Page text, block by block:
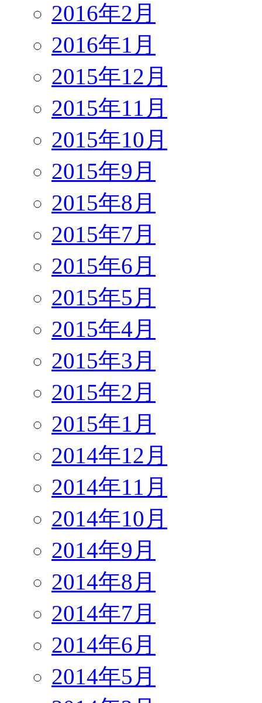
2016年2月
2016年1月
2015年12月
2015年11月
2015年10月
2015年9月
2015年8月
2015年7月
2015年6月
2015年5月
2015年4月
2015年3月
2015年2月
2015年1月
2014年12月
2014年11月
2014年10月
2014年9月
2014年8月
2014年7月
2014年6月
2014年5月